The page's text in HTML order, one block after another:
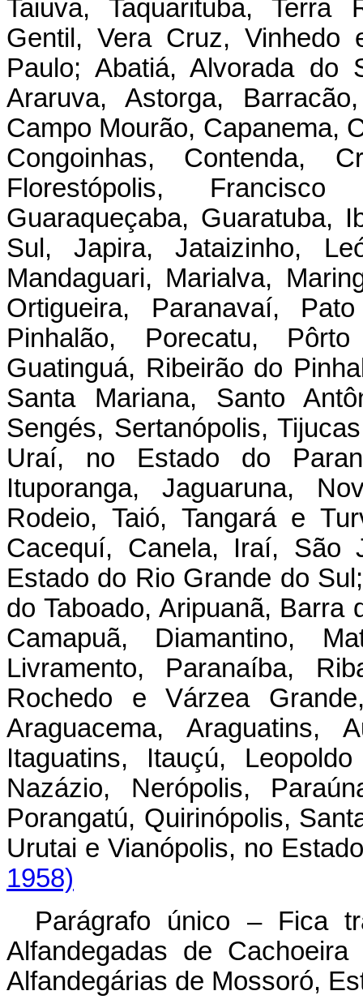
Taiuva, Taquarituba, Terra
Gentil, Vera Cruz, Vinhedo
Paulo; Abatiá, Alvorada do
Araruva, Astorga,
Campo Mourão, Capanema,
Congoinhas, Contenda,
Florestópolis,
Guaraqueçaba, Guaratuba,
Sul, Japira, Jataizinho,
Mandaguari, Marialva,
Ortigueira, Paranavaí,
Pinhalão, Porecatu,
Guatinguá, Ribeirão do
Santa Mariana, Santo
Sengés, Sertanópolis,
Uraí, no Estado do
Ituporanga, Jaguaruna,
Rodeio, Taió, Tangará e
Cacequí, Canela, Iraí,
Estado do Rio Grande do
do Taboado, Aripuanã,
Camapuã, Diamantino,
Livramento, Paranaíba,
Rochedo e Várzea
Araguacema, Araguatins,
Itaguatins, Itauçú,
Nazázio, Nerópolis,
Porangatú, Quirinópolis,
Urutai e Vianópolis, no
1958)
Parágrafo único – Fica
Alfandegadas de
Alfandegárias de Mossoró,